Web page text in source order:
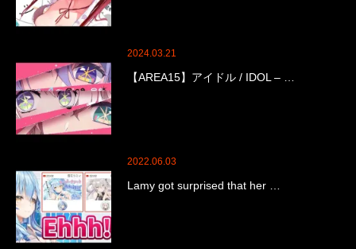
2024.03.21
【AREA15】アイドル / IDOL – …
2022.06.03
Lamy got surprised that her …